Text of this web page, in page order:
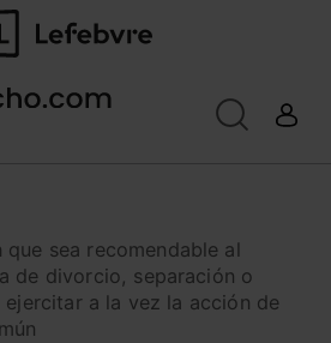
que sea recomendable al
de divorcio, separación o
a la vez la acción de